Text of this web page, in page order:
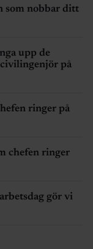
som nobbar ditt
upp de
på
ringer på
chefen ringer
gör vi